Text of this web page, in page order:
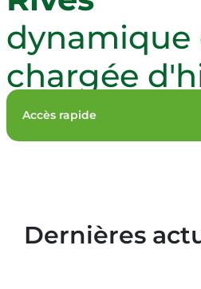
Publications
Médiathèque Albert Camus
Les associations
Agenda
Contact
dynamique
chargée
Accès rapide
Dernières